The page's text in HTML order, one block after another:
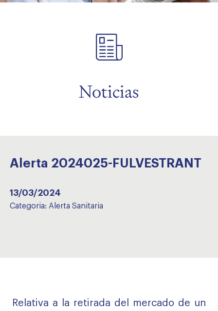
Noticias
Alerta 2024025-FULVESTRANT
13/03/2024
Categoria: Alerta Sanitaria
Relativa a la retirada del mercado de un